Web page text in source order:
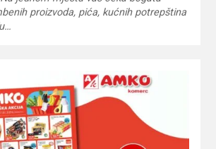
proizvoda, pića, kućnih potrepština